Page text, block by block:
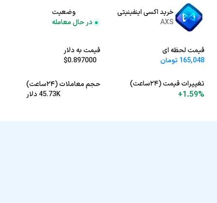
خرید اکسی اینفینیتی
AXS
وضعیت
در حال معامله
قیمت لحظه ای
165,048 تومان
قیمت به دلار
$0.897000
تغییرات قیمت (۲۴ساعت)
+1.59%
حجم معاملات (۲۴ساعت)
45.73K دلار